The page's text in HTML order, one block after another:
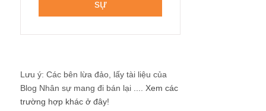
Lưu ý: Các bên lừa đảo, lấy tài liệu của
Blog Nhân sự mang đi bán lại .... Xem các
trường hợp khác ở đây!